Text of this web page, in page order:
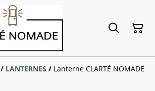
/ LANTERNES / Lanterne CLARTÉ NOMADE